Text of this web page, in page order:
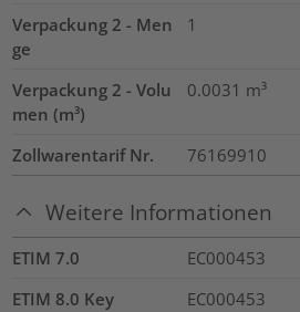
Verpackung 2 - Men
ge
1
Verpackung 2 - Volu
men (m³)
0.0031 m³
Zollwarentarif Nr. 76169910
Weitere Informationen
ETIM 7.0
EC000453
ETIM 8.0 Key
EC000453